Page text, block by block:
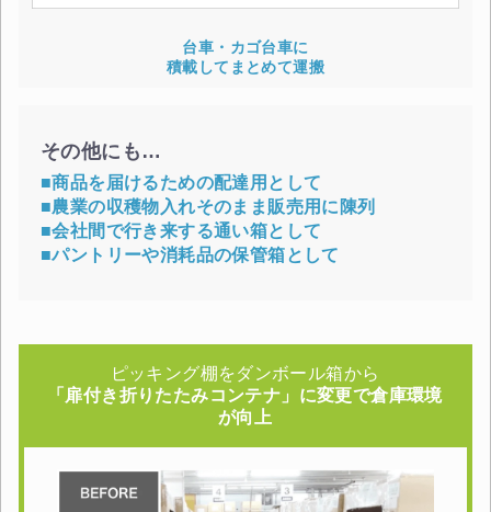
台車・カゴ台車に
積載してまとめて運搬
その他にも…
■商品を届けるための配達用として
■農業の収穫物入れそのまま販売用に陳列
■会社間で行き来する通い箱として
■パントリーや消耗品の保管箱として
ピッキング棚をダンボール箱から
「扉付き折りたたみコンテナ」に変更で倉庫環境
が向上